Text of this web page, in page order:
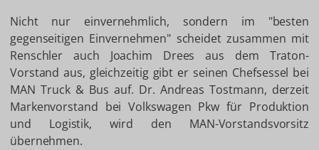
Nicht nur einvernehmlich, sondern im "besten
gegenseitigen Einvernehmen" scheidet zusammen mit
Renschler auch Joachim Drees aus dem Traton-
Vorstand aus, gleichzeitig gibt er seinen Chefsessel bei
MAN Truck & Bus auf. Dr. Andreas Tostmann, derzeit
Markenvorstand bei Volkswagen Pkw für Produktion
und Logistik, wird den MAN-Vorstandsvorsitz
übernehmen.